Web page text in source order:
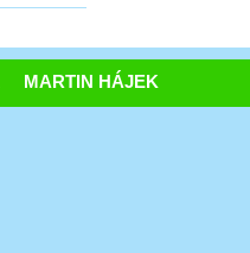
MARTIN HÁJEK